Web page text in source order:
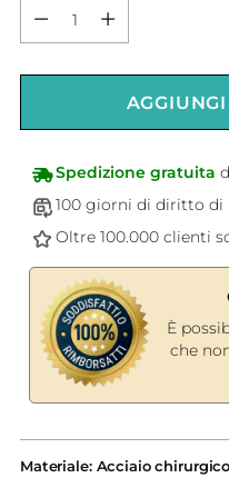
Spedizione gratuita
100 giorni di diritto di
Oltre 100.000 clienti
È
che
prodotto
Materiale: Acciaio chirurgico